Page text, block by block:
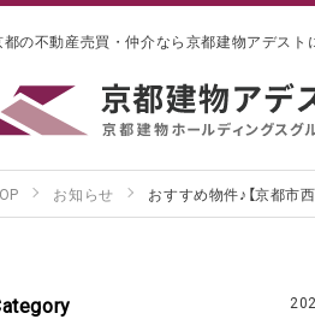
都の不動産売買・仲介なら京都建物アデスト
お知らせ おすすめ物件♪【京都市